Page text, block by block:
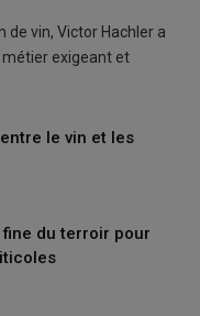
de vin, Victor Hachler a
métier exigeant et
le vin et les
du terroir pour